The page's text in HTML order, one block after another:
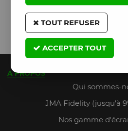
A PROPOS
Qui sommes-
JMA Fidelity (jusqu'à
Nos gamme
TOUT REFUSER
ACCEPTER TOUT